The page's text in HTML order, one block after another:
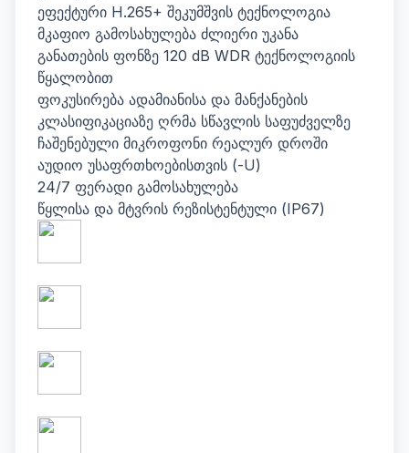
ეფექტური H.265+ შეკუმშვის ტექნოლოგია
მკაფიო გამოსახულება ძლიერი უკანა
განათების ფონზე 120 dB WDR ტექნოლოგიის
წყალობით
ფოკუსირება ადამიანისა და მანქანების
კლასიფიკაციაზე ღრმა სწავლის საფუძველზე
ჩაშენებული მიკროფონი რეალურ დროში
აუდიო უსაფრთხოებისთვის (-U)
24/7 ფერადი გამოსახულება
წყლისა და მტვრის რეზისტენტული (IP67)